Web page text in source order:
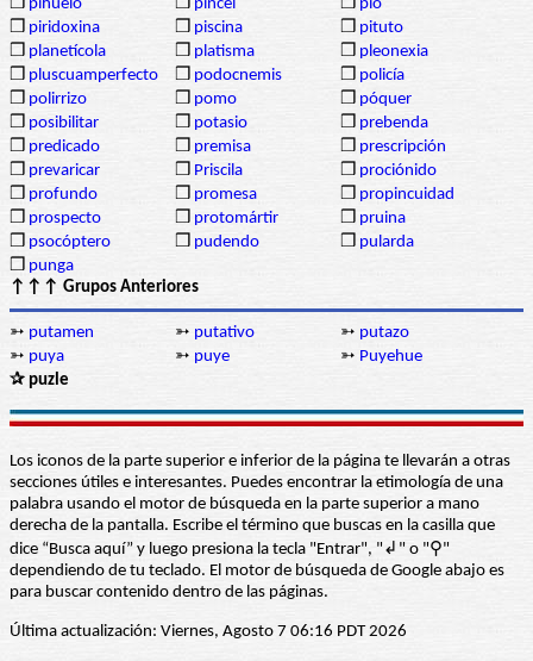
❒ pihuelo ❒ pincel ❒ pío
❒ piridoxina ❒ piscina ❒ pituto
❒ planetícola ❒ platisma ❒ pleonexia
❒ pluscuamperfecto ❒ podocnemis ❒ policía
❒ polirrizo ❒ pomo ❒ póquer
❒ posibilitar ❒ potasio ❒ prebenda
❒ predicado ❒ premisa ❒ prescripción
❒ prevaricar ❒ Priscila ❒ prociónido
❒ profundo ❒ promesa ❒ propincuidad
❒ prospecto ❒ protomártir ❒ pruina
❒ psocóptero ❒ pudendo ❒ pularda
❒ punga
↑↑↑ Grupos Anteriores
➳ putamen ➳ putativo ➳ putazo
➳ puya ➳ puye ➳ Puyehue
✰ puzle
Los iconos de la parte superior e inferior de la página te llevarán a otras
secciones útiles e interesantes. Puedes encontrar la etimología de una
palabra usando el motor de búsqueda en la parte superior a mano
derecha de la pantalla. Escribe el término que buscas en la casilla que
dice “Busca aquí” y luego presiona la tecla "Entrar", "↲" o "⚲"
dependiendo de tu teclado. El motor de búsqueda de Google abajo es
para buscar contenido dentro de las páginas.
Última actualización: Viernes, Agosto 7 06:16 PDT 2026